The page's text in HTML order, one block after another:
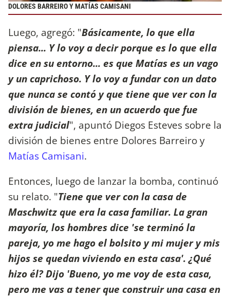
DOLORES BARREIRO Y MATÍAS CAMISANI
Luego, agregó: "Básicamente, lo que ella
piensa... Y lo voy a decir porque es lo que ella
dice en su entorno... es que Matías es un vago
y un caprichoso. Y lo voy a fundar con un dato
que nunca se contó y que tiene que ver con la
división de bienes, en un acuerdo que fue
extra judicial", apuntó Diegos Esteves sobre la
división de bienes entre Dolores Barreiro y
Matías Camisani.
Entonces, luego de lanzar la bomba, continuó
su relato. "Tiene que ver con la casa de
Maschwitz que era la casa familiar. La gran
mayoría, los hombres dice 'se terminó la
pareja, yo me hago el bolsito y mi mujer y mis
hijos se quedan viviendo en esta casa'. ¿Qué
hizo él? Dijo 'Bueno, yo me voy de esta casa,
pero me vas a tener que construir una casa en